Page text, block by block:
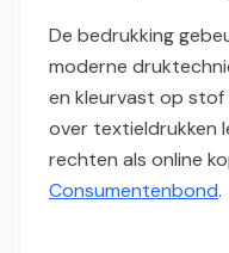
De bedrukking
moderne
en kleurvast op
over textieldrukken
rechten als online
Consumentenbond.